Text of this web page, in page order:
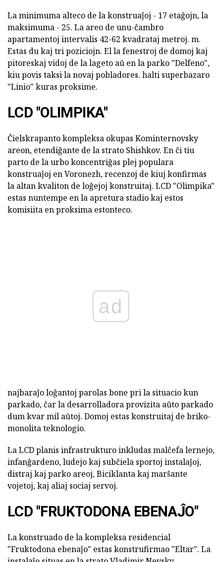
La minimuma alteco de la konstruaĵoj - 17 etaĝojn, la
maksimuma - 25. La areo de unu-ĉambro
apartamentoj intervalis 42-62 kvadrataj metroj. m.
Estas du kaj tri poziciojn. El la fenestroj de domoj kaj
pitoreskaj vidoj de la lageto aŭ en la parko "Delfeno",
kiu povis taksi la novaj pobladores. halti superbazaro
"Linio" kuras proksime.
LCD "OLIMPIKA"
Ĉielskrapanto kompleksa okupas Kominternovsky
areon, etendiĝante de la strato Shishkov. En ĉi tiu
parto de la urbo koncentriĝas plej populara
konstruaĵoj en Voronezh, recenzoj de kiuj konfirmas
la altan kvaliton de loĝejoj konstruitaj. LCD "Olimpika"
estas nuntempe en la apretura stadio kaj estos
komisiita en proksima estonteco.
ad
najbaraĵo loĝantoj parolas bone pri la situacio kun
parkado, ĉar la desarrolladora provizita aŭto parkado
dum kvar mil aŭtoj. Domoj estas konstruitaj de briko-
monolita teknologio.
La LCD planis infrastrukturo inkludas malĉefa lernejo,
infanĝardeno, ludejo kaj subĉiela sportoj instalaĵoj,
distraj kaj parko areoj, Biciklanta kaj marŝante
vojetoj, kaj aliaj sociaj servoj.
LCD "FRUKTODONA EBENAĴO"
La konstruado de la kompleksa residencial
"Fruktodona ebenaĵo" estas konstrufirmao "Eltar". La